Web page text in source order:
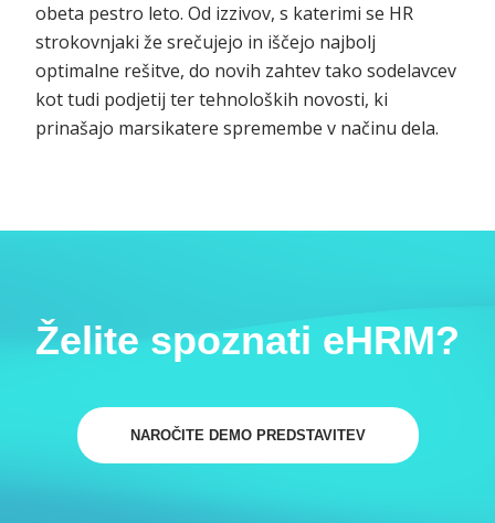
obeta pestro leto. Od izzivov, s katerimi se HR
strokovnjaki že srečujejo in iščejo najbolj
optimalne rešitve, do novih zahtev tako sodelavcev
kot tudi podjetij ter tehnoloških novosti, ki
prinašajo marsikatere spremembe v načinu dela.
Želite spoznati eHRM?
NAROČITE DEMO PREDSTAVITEV